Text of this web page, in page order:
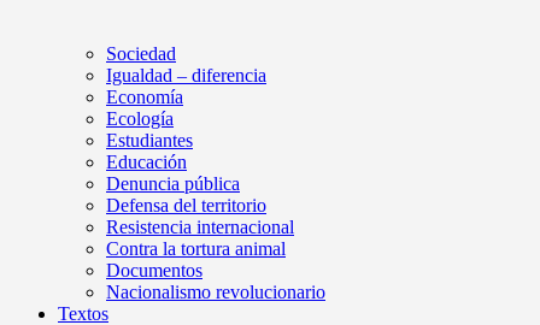
Sociedad
Igualdad – diferencia
Economía
Ecología
Estudiantes
Educación
Denuncia pública
Defensa del territorio
Resistencia internacional
Contra la tortura animal
Documentos
Nacionalismo revolucionario
Textos